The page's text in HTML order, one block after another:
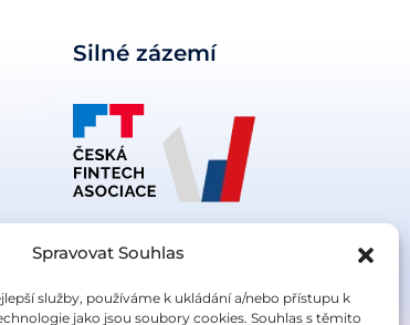
Spravovat Souhlas
služby, používáme k ukládání a/nebo přístupu k
jako jsou soubory cookies. Souhlas s těmito
Silné zázemí